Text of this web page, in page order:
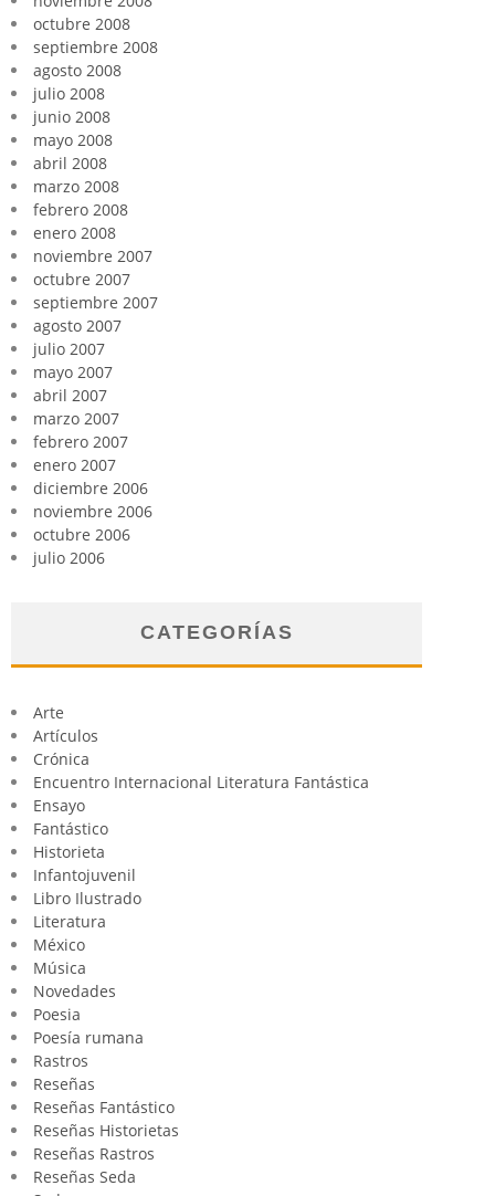
octubre 2008
septiembre 2008
agosto 2008
julio 2008
junio 2008
mayo 2008
abril 2008
marzo 2008
febrero 2008
enero 2008
noviembre 2007
octubre 2007
septiembre 2007
agosto 2007
julio 2007
mayo 2007
abril 2007
marzo 2007
febrero 2007
enero 2007
diciembre 2006
noviembre 2006
octubre 2006
julio 2006
CATEGORÍAS
Arte
Artículos
Crónica
Encuentro Internacional Literatura Fantástica
Ensayo
Fantástico
Historieta
Infantojuvenil
Libro Ilustrado
Literatura
México
Música
Novedades
Poesia
Poesía rumana
Rastros
Reseñas
Reseñas Fantástico
Reseñas Historietas
Reseñas Rastros
Reseñas Seda